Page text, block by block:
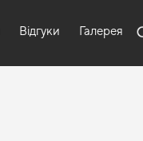
Відгуки Галерея